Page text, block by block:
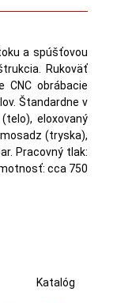
a spúšťovou
Rukoväť
CNC obrábacie
Štandardne v
eloxovaný
(tryska),
Pracovný tlak:
cca 750
Katalóg